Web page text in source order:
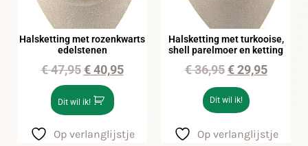
Halsketting met rozenkwarts
edelstenen
€47,95 €40,95
Dit wil ik!
Op verlanglijstje
Halsketting met turkooise,
shell parelmoer en ketting
€36,95 €29,95
Dit wil ik!
Op verlanglijstje